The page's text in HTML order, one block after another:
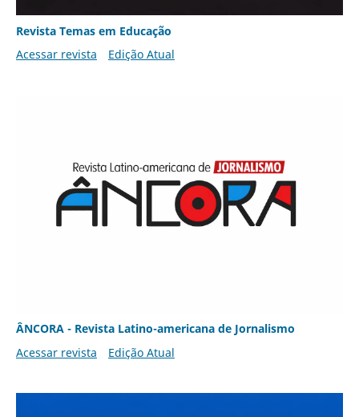
Revista Temas em Educação
Acessar revista
Edição Atual
ÂNCORA - Revista Latino-americana de Jornalismo
Acessar revista
Edição Atual